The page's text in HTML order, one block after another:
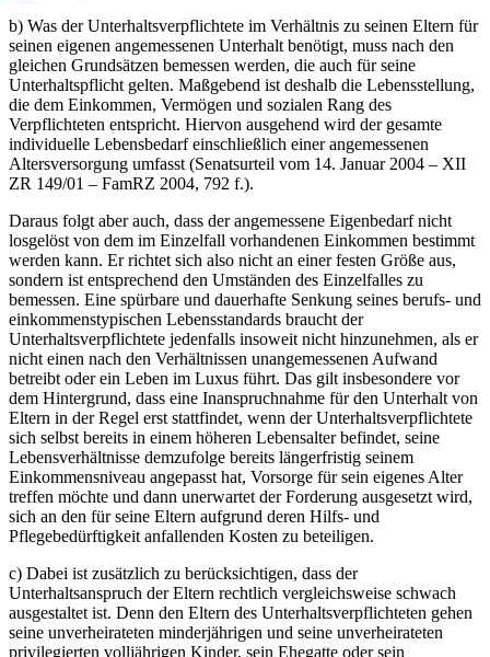
b) Was der Unterhaltsverpflichtete im Verhältnis zu seinen Eltern für
seinen eigenen angemessenen Unterhalt benötigt, muss nach den
gleichen Grundsätzen bemessen werden, die auch für seine
Unterhaltspflicht gelten. Maßgebend ist deshalb die Lebensstellung,
die dem Einkommen, Vermögen und sozialen Rang des
Verpflichteten entspricht. Hiervon ausgehend wird der gesamte
individuelle Lebensbedarf einschließlich einer angemessenen
Altersversorgung umfasst (Senatsurteil vom 14. Januar 2004 – XII
ZR 149/01 – FamRZ 2004, 792 f.).
Daraus folgt aber auch, dass der angemessene Eigenbedarf nicht
losgelöst von dem im Einzelfall vorhandenen Einkommen bestimmt
werden kann. Er richtet sich also nicht an einer festen Größe aus,
sondern ist entsprechend den Umständen des Einzelfalles zu
bemessen. Eine spürbare und dauerhafte Senkung seines berufs- und
einkommenstypischen Lebensstandards braucht der
Unterhaltsverpflichtete jedenfalls insoweit nicht hinzunehmen, als er
nicht einen nach den Verhältnissen unangemessenen Aufwand
betreibt oder ein Leben im Luxus führt. Das gilt insbesondere vor
dem Hintergrund, dass eine Inanspruchnahme für den Unterhalt von
Eltern in der Regel erst stattfindet, wenn der Unterhaltsverpflichtete
sich selbst bereits in einem höheren Lebensalter befindet, seine
Lebensverhältnisse demzufolge bereits längerfristig seinem
Einkommensniveau angepasst hat, Vorsorge für sein eigenes Alter
treffen möchte und dann unerwartet der Forderung ausgesetzt wird,
sich an den für seine Eltern aufgrund deren Hilfs- und
Pflegebedürftigkeit anfallenden Kosten zu beteiligen.
c) Dabei ist zusätzlich zu berücksichtigen, dass der
Unterhaltsanspruch der Eltern rechtlich vergleichsweise schwach
ausgestaltet ist. Denn den Eltern des Unterhaltsverpflichteten gehen
seine unverheirateten minderjährigen und seine unverheirateten
privilegierten volljährigen Kinder, sein Ehegatte oder sein